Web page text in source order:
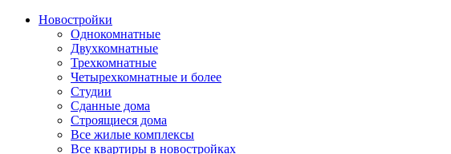
Новостройки
Однокомнатные
Двухкомнатные
Трехкомнатные
Четырехкомнатные и более
Студии
Сданные дома
Строящиеся дома
Все жилые комплексы
Все квартиры в новостройках